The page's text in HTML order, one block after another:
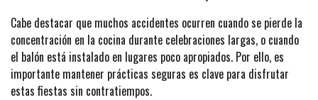
Cabe destacar que muchos accidentes ocurren cuando se pierde la
concentración en la cocina durante celebraciones largas, o cuando
el balón está instalado en lugares poco apropiados. Por ello, es
importante mantener prácticas seguras es clave para disfrutar
estas fiestas sin contratiempos.